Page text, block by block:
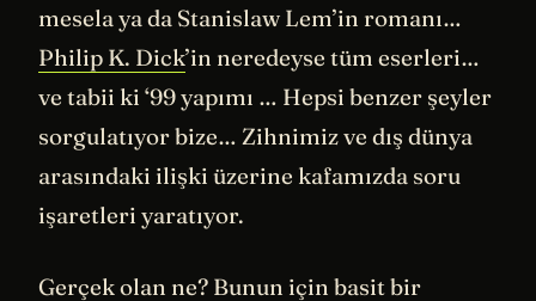
mesela ya da Stanislaw Lem’in romanı…
Philip K. Dick’in neredeyse tüm eserleri…
ve tabii ki ‘99 yapımı … Hepsi benzer şeyler
sorgulatıyor bize… Zihnimiz ve dış dünya
arasındaki ilişki üzerine kafamızda soru
işaretleri yaratıyor.
Gerçek olan ne? Bunun için basit bir